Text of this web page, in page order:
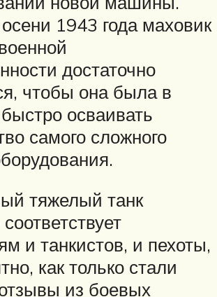
1943 года маховик
достаточно
чтобы она была в
осваивать
самого сложного
тяжелый танк
и танкистов, и пехоты,
как только стали
из боевых